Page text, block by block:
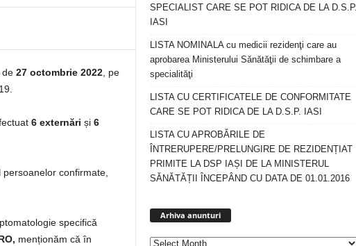
de 27 octombrie 2022 , pe
6 externări și 6
confirmate,
specifică
menționăm că în
SPECIALIST CARE SE POT RIDICA DE LA D.S.P.
IASI
LISTA NOMINALA cu medicii rezidenţi care au
aprobarea Ministerului Sănătăţii de schimbare a
specialităţi
LISTA CU CERTIFICATELE DE CONFORMITATE
CARE SE POT RIDICA DE LA D.S.P. IASI
LISTA CU APROBĂRILE DE
ÎNTRERUPERE/PRELUNGIRE DE REZIDENȚIAT
PRIMITE LA DSP IAȘI DE LA MINISTERUL
SĂNĂTĂȚII ÎNCEPÂND CU DATA DE 01.01.2016
Arhiva anunturi